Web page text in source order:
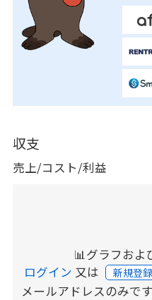
収支
売上/コスト/利益
📊グラフおよ
ログイン 又は 新規登
メールアドレスのみで